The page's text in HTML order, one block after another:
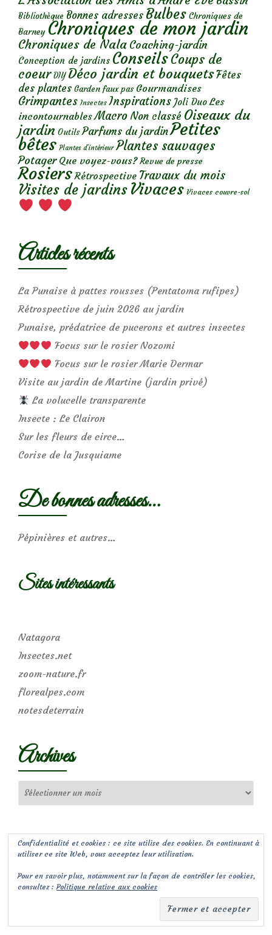
Bibliothèque Bonnes adresses Bulbes Chroniques de
Barney Chroniques de mon jardin
Chroniques de Nala Coaching-jardin
Conception de jardins ConseilsCoups de
coeur DIY Déco jardin et bouquetsFêtes
des plantes Garden faux pas Gourmandises
Grimpantes Insectes Inspirations Joli Duo Les
incontournables Macro Non classé Oiseaux du
jardin Outils Parfums du jardinPetites
bêtes Plantes d’intérieur Plantes sauvages
Potager Que voyez-vous? Revue de presse
Rosiers Rétrospective Travaux du mois
Visites de jardins Vivaces Vivaces couvre-sol
Articles récents
La Punaise à pattes rousses (Pentatoma rufipes)
Rétrospective de juin 2026 au jardin
Punaise, prédatrice de pucerons et autres insectes
Focus sur le rosier Nozomi
Focus sur le rosier Marie Dermar
Visite au jardin de Martine (jardin privé)
La volucelle transparente
Insecte : Le Clairon
Sur les fleurs de circe…
Corise de la Jusquiame
De bonnes adresses…
Pépinières et autres…
Sites intéressants
Natagora
Insectes.net
zoom-nature.fr
florealpes.com
notesdeterrain
Archives
Confidentialité et cookies : ce site utilise des cookies. En continuant à
utiliser ce site Web, vous acceptez leur utilisation.
Pour en savoir plus, notamment sur la façon de contrôler les cookies,
consultez :Politique relative aux cookies